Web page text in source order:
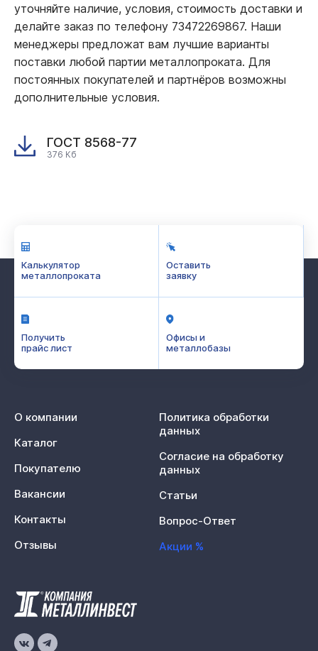
уточняйте наличие, условия, стоимость доставки и
делайте заказ по телефону 73472269867. Наши
менеджеры предложат вам лучшие варианты
поставки любой партии металлопроката. Для
постоянных покупателей и партнёров возможны
дополнительные условия.
ГОСТ 8568-77
376 Кб
Калькулятор
металлопроката
Оставить
заявку
Получить
прайс лист
Офисы и
металлобазы
О компании
Каталог
Покупателю
Вакансии
Контакты
Отзывы
Политика обработки
данных
Согласие на обработку
данных
Статьи
Вопрос-Ответ
Акции %